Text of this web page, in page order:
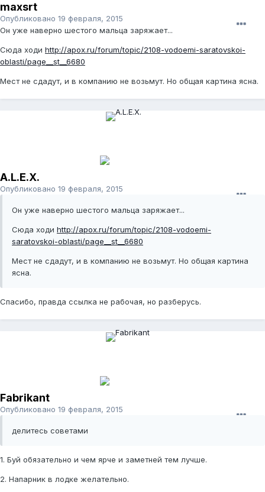
maxsrt
Опубликовано 19 февраля, 2015
Он уже наверно шестого мальца заряжает...
Сюда ходи http://apox.ru/forum/topic/2108-vodoemi-saratovskoi-
oblasti/page__st__6680
Мест не сдадут, и в компанию не возьмут. Но общая картина ясна.
A.L.E.X.
Опубликовано 19 февраля, 2015
Он уже наверно шестого мальца заряжает...
Сюда ходи http://apox.ru/forum/topic/2108-vodoemi-
saratovskoi-oblasti/page__st__6680
Мест не сдадут, и в компанию не возьмут. Но общая картина
ясна.
Спасибо, правда ссылка не рабочая, но разберусь.
Fabrikant
Опубликовано 19 февраля, 2015
делитесь советами
1. Буй обязательно и чем ярче и заметней тем лучше.
2. Напарник в лодке желательно.